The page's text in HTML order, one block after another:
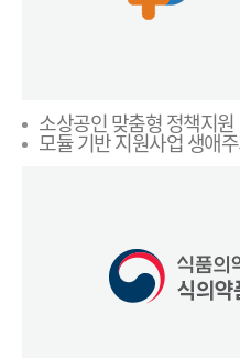
소상공인 맞춤형 정책지원
모듈 기반 지원사업 생애